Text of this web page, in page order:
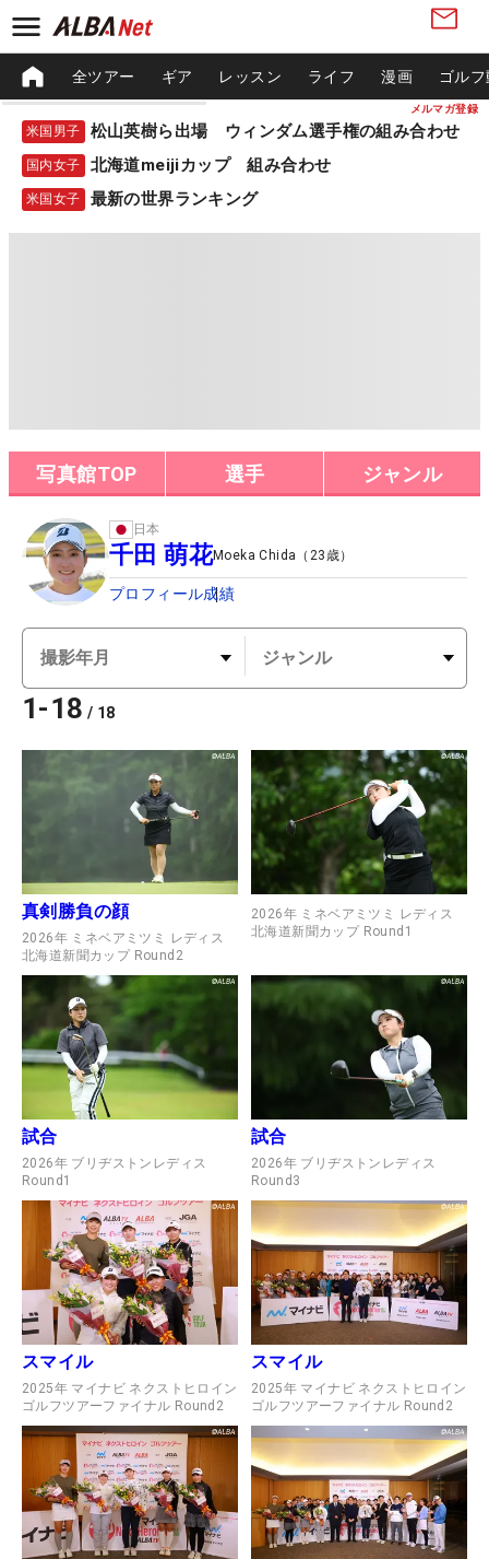
メルマガ登録
全ツアー ギア レッスン ライフ 漫画 ゴル
米国男子 松山英樹ら出場 ウィンダム選手権の組み合わせ
国内女子 北海道meijiカップ 組み合わせ
米国女子 最新の世界ランキング
写真館TOP 選手 ジャンル
日本
千田 萌花Moeka Chida （ 23 歳）
プロフィール成績
1-18 / 18
真剣勝負の顔
2026年 ミネベアミツミ レディス
北海道新聞カップ Round2
2026年 ミネベアミツミ レディス
北海道新聞カップ Round1
試合
2026年 ブリヂストンレディス
Round1
試合
2026年 ブリヂストンレディス
Round3
スマイル
2025年 マイナビ ネクストヒロイン
ゴルフツアーファイナル Round2
スマイル
2025年 マイナビ ネクストヒロイン
ゴルフツアーファイナル Round2